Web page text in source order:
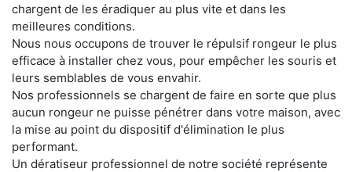
chargent de les éradiquer au plus vite et dans les
meilleures conditions.
Nous nous occupons de trouver le répulsif rongeur le plus
efficace à installer chez vous, pour empêcher les souris et
leurs semblables de vous envahir.
Nos professionnels se chargent de faire en sorte que plus
aucun rongeur ne puisse pénétrer dans votre maison, avec
la mise au point du dispositif d'élimination le plus
performant.
Un dératiseur professionnel de notre société représente